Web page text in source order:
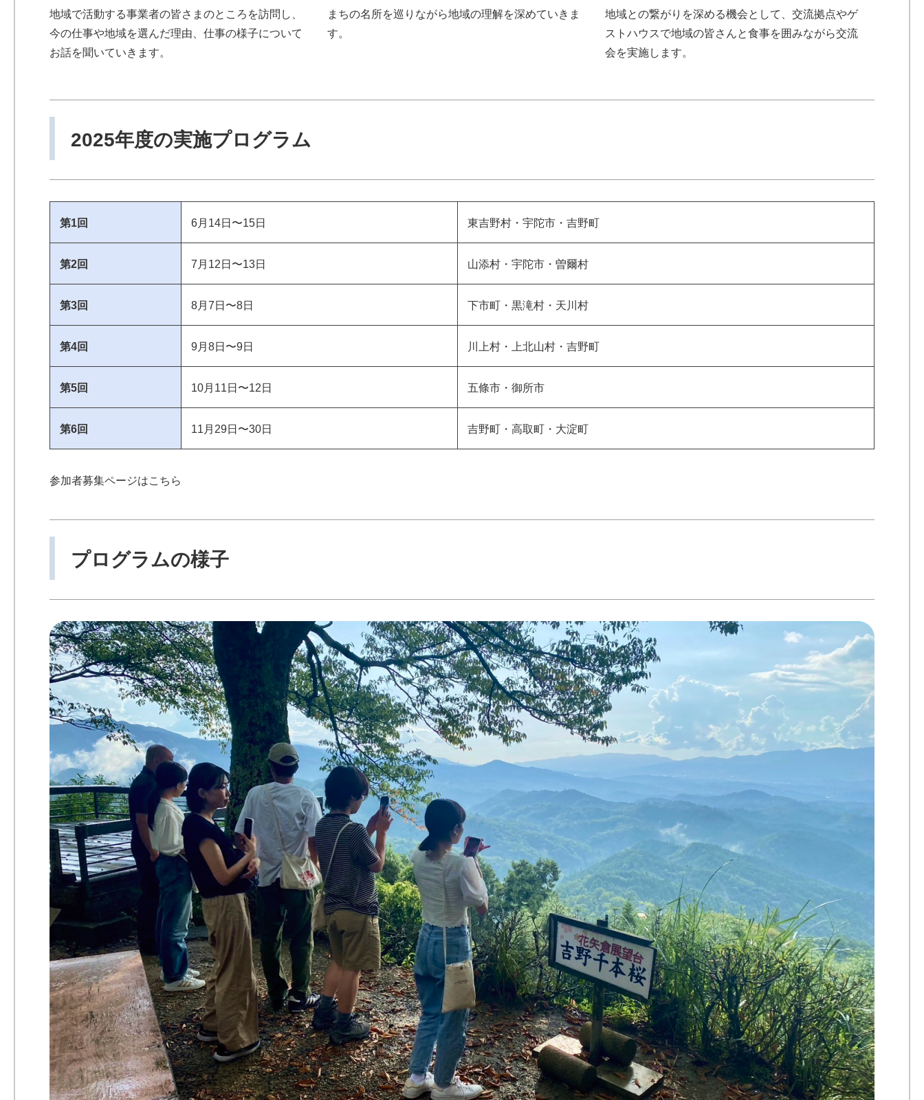
地域で活動する事業者の皆さまのところを訪問し、
今の仕事や地域を選んだ理由、仕事の様子について
お話を聞いていきます。
まちの名所を巡りながら地域の理解を深めていきま
す。
地域との繋がりを深める機会として、交流拠点やゲ
ストハウスで地域の皆さんと食事を囲みながら交流
会を実施します。
2025年度の実施プログラム
第1回 6月14日〜15日 東吉野村・宇陀市・吉野町
第2回 7月12日〜13日 山添村・宇陀市・曽爾村
第3回 8月7日〜8日 下市町・黒滝村・天川村
第4回 9月8日〜9日 川上村・上北山村・吉野町
第5回 10月11日〜12日 五條市・御所市
第6回 11月29日〜30日 吉野町・高取町・大淀町
参加者募集ページはこちら
プログラムの様子